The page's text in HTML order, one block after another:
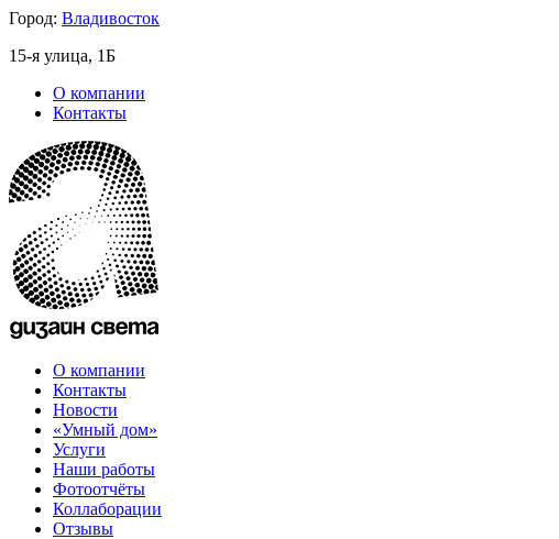
Город: Владивосток
15-я улица, 1Б
О компании
Контакты
О компании
Контакты
Новости
«Умный дом»
Услуги
Наши работы
Фотоотчёты
Коллаборации
Отзывы